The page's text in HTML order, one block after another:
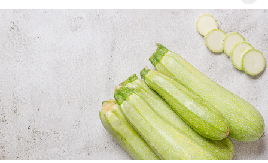
Ингредиенты:
ЕДА ОВОЩИ РЕЦЕПТЫ
Фото: Shutterstock